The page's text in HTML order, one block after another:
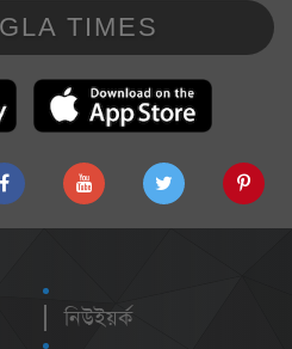
TIMES
নিউইয়র্ক